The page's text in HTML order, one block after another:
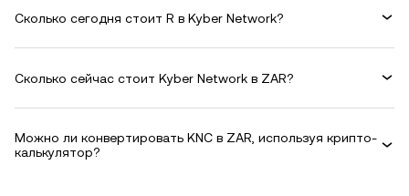
Сколько сегодня стоит R в Kyber Network?
Сколько сейчас стоит Kyber Network в ZAR?
Можно ли конвертировать KNC в ZAR, используя крипто-
калькулятор?